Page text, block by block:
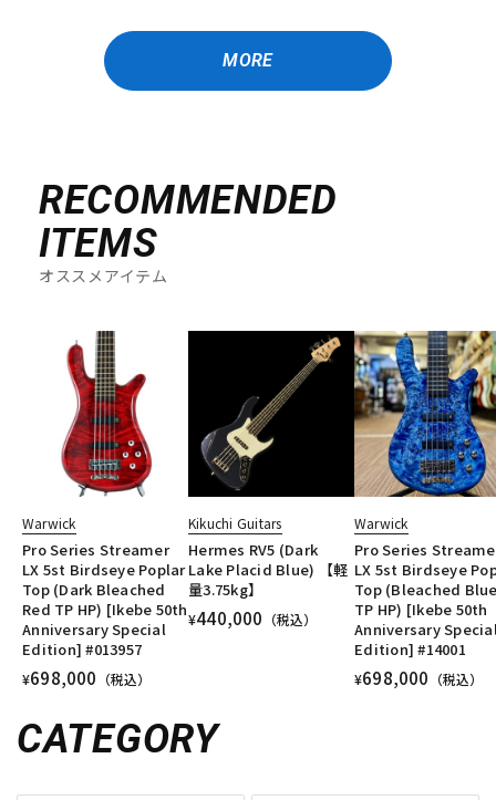
MORE
RECOMMENDED
ITEMS
オススメアイテム
Warwick
Pro Series Streamer
LX 5st Birdseye Poplar
Top (Dark Bleached
Red TP HP) [Ikebe 50th
Anniversary Special
Edition] #013957
¥698,000 （税込）
Kikuchi Guitars
Hermes RV5 (Dark
Lake Placid Blue) 【軽
量3.75kg】
¥440,000 （税込）
Warwick
Pro Series
LX 5st Birdseye
Top (Bleached
TP HP) [Ikebe 50th
Anniversary
Edition] #14001
¥698,000 （税込）
CATEGORY